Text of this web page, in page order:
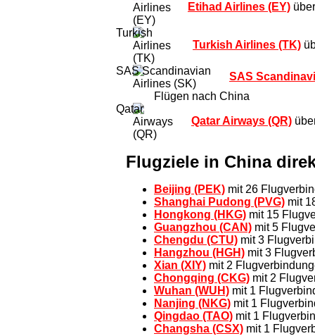
Etihad Airlines (EY)
Turkish Airlines (TK)
SAS
Flügen nach China
Qatar Airways (QR)
Flugziele in China
Beijing (PEK) mit 26
Shanghai Pudong (PVG) mit
Hongkong (HKG) mit 15
Guangzhou (CAN) mit 5
Chengdu (CTU) mit 3
Hangzhou (HGH) mit 3
Xian (XIY) mit 2
Chongqing (CKG) mit 2
Wuhan (WUH) mit 1
Nanjing (NKG) mit 1
Qingdao (TAO) mit 1
Changsha (CSX) mit 1